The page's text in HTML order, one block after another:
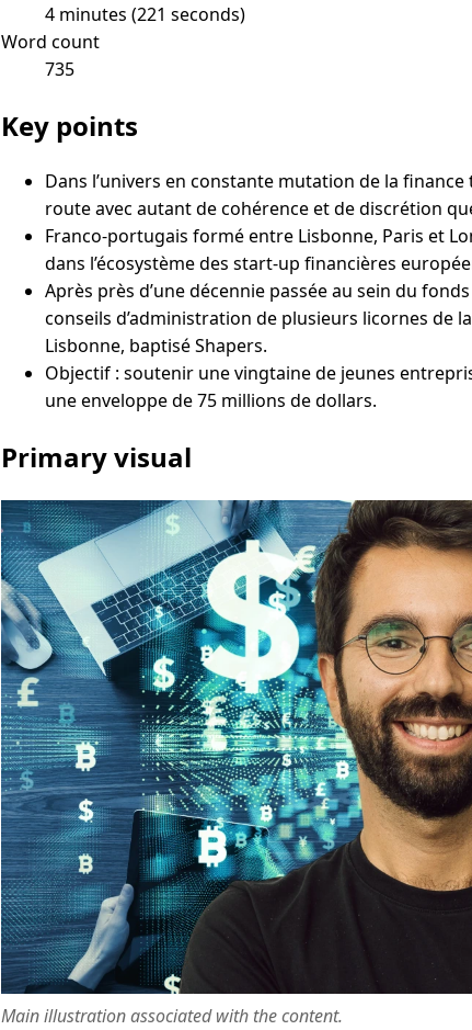
4 minutes (221 seconds)
Word count
735
Key points
Dans l’univers en constante mutation de la
route avec autant de cohérence et de discrétion
Franco-portugais formé entre Lisbonne, Paris et
dans l’écosystème des start-up financières
Après près d’une décennie passée au sein du
conseils d’administration de plusieurs licornes de
Lisbonne, baptisé Shapers.
Objectif : soutenir une vingtaine de jeunes
une enveloppe de 75 millions de dollars.
Primary visual
Main illustration associated with the content.